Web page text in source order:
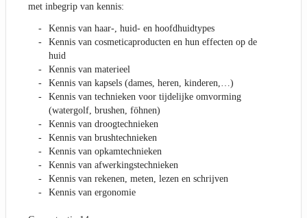
met inbegrip van kennis:
Kennis van haar-, huid- en hoofdhuidtypes
Kennis van cosmeticaproducten en hun effecten op de
huid
Kennis van materieel
Kennis van kapsels (dames, heren, kinderen,…)
Kennis van technieken voor tijdelijke omvorming
(watergolf, brushen, föhnen)
Kennis van droogtechnieken
Kennis van brushtechnieken
Kennis van opkamtechnieken
Kennis van afwerkingstechnieken
Kennis van rekenen, meten, lezen en schrijven
Kennis van ergonomie